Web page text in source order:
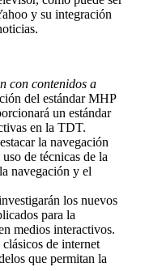
y su integración
con contenidos a
del estándar MHP
un estándar
en la TDT.
la navegación
de técnicas de la
navegación y el
los nuevos
para la
medios interactivos.
de internet
que permitan la